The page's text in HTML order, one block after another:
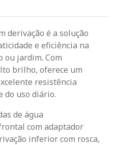
derivação é a solução
e eficiência na
ou jardim. Com
brilho, oferece um
resistência
do uso diário.
de água
com adaptador
inferior com rosca,